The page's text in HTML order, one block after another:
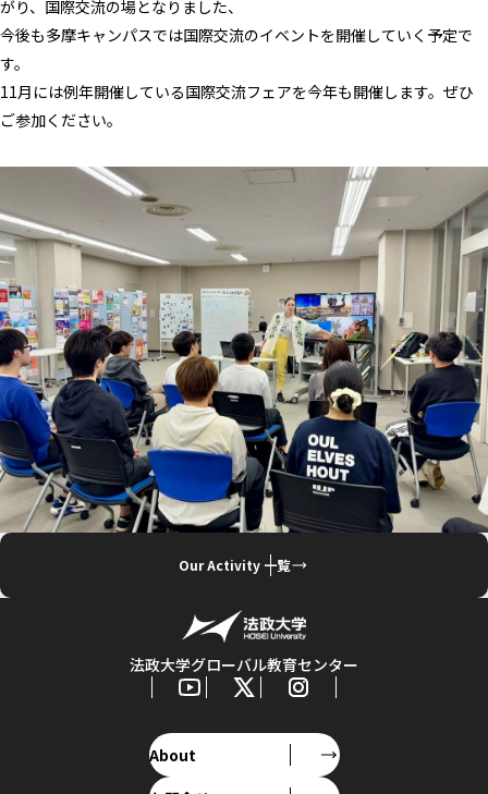
がり、国際交流の場となりました、
今後も多摩キャンパスでは国際交流のイベントを開催していく予定で
す。
11月には例年開催している国際交流フェアを今年も開催します。ぜひ
ご参加ください。
Our Activity 一覧
法政大学グローバル教育センター
About